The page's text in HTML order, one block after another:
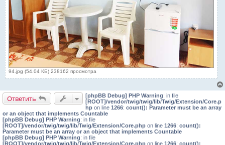
94.jpg (54.04 КБ) 238162 просмотра
Ответить [phpBB Debug] PHP Warning: in file
[ROOT]/vendor/twig/twig/lib/Twig/Extension/Core.p
hp on line 1266: count(): Parameter must be an array
or an object that implements Countable
[phpBB Debug] PHP Warning: in file
[ROOT]/vendor/twig/twig/lib/Twig/Extension/Core.php on line 1266: count():
Parameter must be an array or an object that implements Countable
[phpBB Debug] PHP Warning: in file
[ROOT]/vendor/twig/twig/lib/Twig/Extension/Core.php on line 1266: count():